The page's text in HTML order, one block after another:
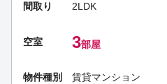
間取り 2LDK
空室 3部屋
物件種別 賃貸マンション